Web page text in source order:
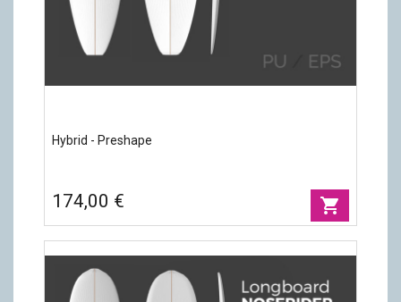
Hybrid - Preshape
174,00 € shopping_cart